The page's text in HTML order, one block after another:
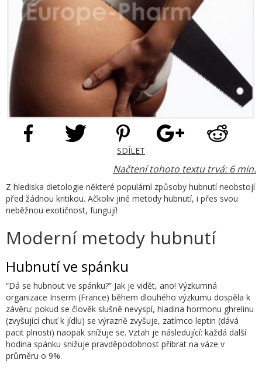
SDÍLET
Načtení tohoto textu trvá: 6 min.
Z hlediska dietologie některé populární způsoby hubnutí neobstojí
před žádnou kritikou. Ačkoliv jiné metody hubnutí, i přes svou
neběžnou exotičnost, fungují!
Moderní metody hubnutí
Hubnutí ve spánku
“Dá se hubnout ve spánku?” Jak je vidět, ano! Výzkumná
organizace Inserm (France) během dlouhého výzkumu dospěla k
závěru: pokud se člověk slušně nevyspí, hladina hormonu ghrelinu
(zvyšující chuť k jídlu) se výrazně zvyšuje, zatímco leptin (dává
pacit plnosti) naopak snížuje se. Vztah je následující: každá další
hodina spánku snižuje pravděpodobnost přibrat na váze v
průměru o 9%.